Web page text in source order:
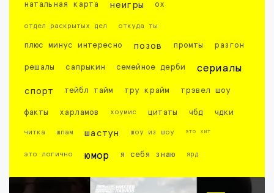
натальная карта неигры ох
отдел раскрытых дел откуда ты
плюс минус интересно позов промты разгон
решалы сапрыкин семейное дерби сериалы
спорт тейбл тайм тру крайм трэвел шоу
факты харламов хоумис цитаты чбд чдки
читка шпам шастун шоу из шоу это хит
это логично юмор я себя знаю ярд